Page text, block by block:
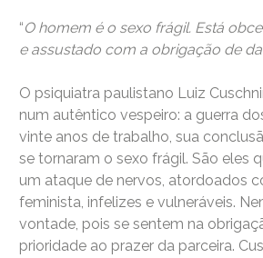
“O homem é o sexo frágil. Está
e assustado com a obrigação de
O psiquiatra paulistano Luiz
num autêntico vespeiro: a guerra
vinte anos de trabalho, sua
se tornaram o sexo frágil. São eles
um ataque de nervos, atordoados
feminista, infelizes e vulneráveis.
vontade, pois se sentem na
prioridade ao prazer da parceira.